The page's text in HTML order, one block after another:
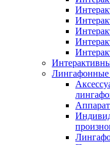
Лингафонные